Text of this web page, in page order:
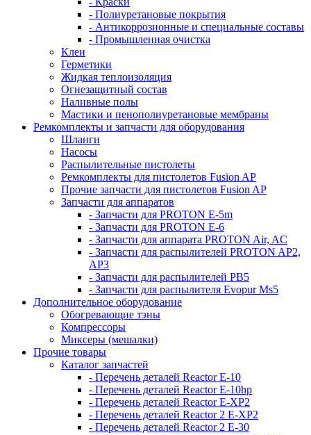
- Полиуретановые покрытия
- Антикоррозионные и специальные составы
- Промышленная очистка
Клеи
Герметики
Жидкая теплоизоляция
Огнезащитный состав
Наливные полы
Мастики и пенополиуретановые мембраны
Ремкомплекты и запчасти для оборудования
Шланги
Насосы
Распылительные пистолеты
Ремкомплекты для пистолетов Fusion AP
Прочие запчасти для пистолетов Fusion AP
Запчасти для аппаратов
- Запчасти для PROTON E-5m
- Запчасти для PROTON E-6
- Запчасти для аппарата PROTON Air, AC
- Запчасти для распылителей PROTON AP2,
AP3
- Запчасти для распылителей РВ5
- Запчасти для распылителя Evopur Ms5
Дополнительное оборудование
Обогревающие тэны
Компрессоры
Миксеры (мешалки)
Прочие товары
Каталог запчастей
- Перечень деталей Reactor E-10
- Перечень деталей Reactor E-10hp
- Перечень деталей Reactor E-XP2
- Перечень деталей Reactor 2 E-XP2
- Перечень деталей Reactor 2 E-30